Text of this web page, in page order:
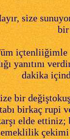
size
içtenliiğimle
yanıtını
dakika
bir
birkaç rupi
elde ettiniz;
emeklilik